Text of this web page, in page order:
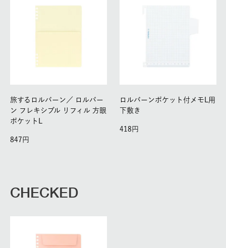
旅するロルバーン／
ロルバー
ン フレキシブル リフィル 方眼
ポケットL
847
ロルバーンポケット付メモL用
下敷き
418
CHECKED